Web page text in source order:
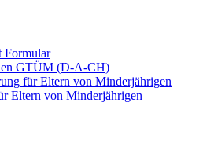
Formular
GTÜM (D-A-CH)
für Eltern von Minderjährigen
Eltern von Minderjährigen